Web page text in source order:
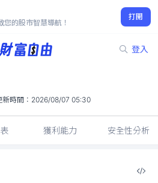
您的股市智慧導航！
打開
登入
-3.73%
時間： 2026/08/07 05:30
獲利能力 安全性分析